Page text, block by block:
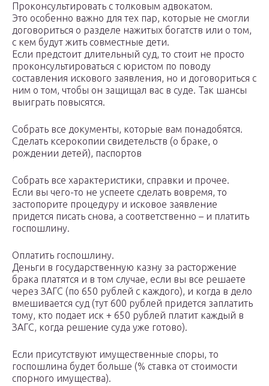
Проконсультировать с толковым адвокатом.
Это особенно важно для тех пар, которые не смогли
договориться о разделе нажитых богатств или о том,
с кем будут жить совместные дети.
Если предстоит длительный суд, то стоит не просто
проконсультироваться с юристом по поводу
составления искового заявления, но и договориться с
ним о том, чтобы он защищал вас в суде. Так шансы
выиграть повысятся.
Собрать все документы, которые вам понадобятся.
Сделать ксерокопии свидетельств (о браке, о
рождении детей), паспортов
Собрать все характеристики, справки и прочее.
Если вы чего-то не успеете сделать вовремя, то
застопорите процедуру и исковое заявление
придется писать снова, а соответственно – и платить
госпошлину.
Оплатить госпошлину.
Деньги в государственную казну за расторжение
брака платятся и в том случае, если вы все решаете
через ЗАГС (по 650 рублей с каждого), и когда в дело
вмешивается суд (тут 600 рублей придется заплатить
тому, кто подает иск + 650 рублей платит каждый в
ЗАГС, когда решение суда уже готово).
Если присутствуют имущественные споры, то
госпошлина будет больше (% ставка от стоимости
спорного имущества).